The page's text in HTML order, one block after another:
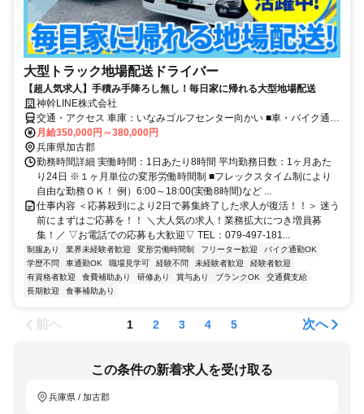
大型トラック地場配送ドライバー
【超人気求人】手積み手降ろし無し！毎日家に帰れる大型地場配送
神幹LINE株式会社
交通・アクセス 車庫：いなみゴルフセンター向かい ■車・バイク通勤
ＯＫ
月給350,000円～380,000円
兵庫県加古郡
勤務時間詳細 実働時間：1日あたり8時間 平均勤務日数：1ヶ月あた
り24日 ※１ヶ月単位の変形労働時間制 ■フレックスタイム制により
自由な勤務ＯＫ！ 例）6:00～18:00(実働8時間)など ...
仕事内容 ＜応募殺到により2日で募集終了した求人が復活！！＞ 迷う
前にまずはご応募を！！ ＼大人気の求人！業務拡大につき増員募
集！／ ▽お電話での応募も大歓迎▽ TEL：079-497-181...
制服あり 業界未経験者歓迎 変形労働時間制 フリーター歓迎
バイク通勤OK
学歴不問
車通勤OK 職場見学可 経験不問 未経験者歓迎
経験者歓迎
有資格者歓迎
食費補助あり 研修あり 賞与あり ブランクOK
交通費支給
長期歓迎
食事補助あり
前へ 1 2 3 4 5 次へ
この条件の新着求人を受け取る
兵庫県 / 加古郡